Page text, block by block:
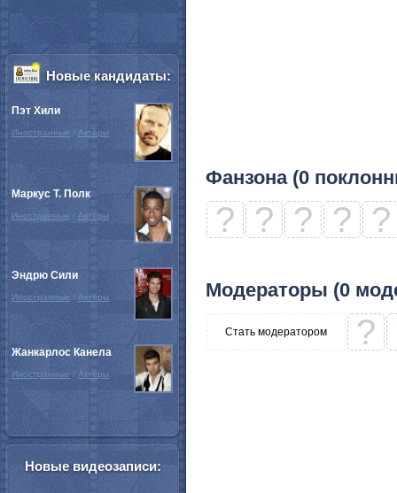
Фанзона (0
? ? ? ? ?
Модераторы (0
Стать модератором ?
Новые кандидаты:
Пэт Хили
Иностранные / Актёры
Маркус Т. Полк
Иностранные / Актёры
Эндрю Сили
Иностранные / Актёры
Жанкарлос Канела
Иностранные / Актёры
Новые видеозаписи: